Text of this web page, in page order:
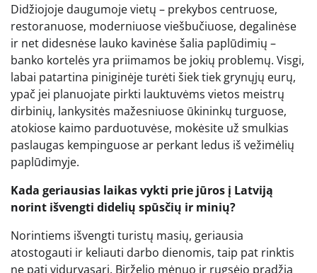
Didžiojoje daugumoje vietų – prekybos centruose,
restoranuose, moderniuose viešbučiuose, degalinėse
ir net didesnėse lauko kavinėse šalia paplūdimių –
banko kortelės yra priimamos be jokių problemų. Visgi,
labai patartina piniginėje turėti šiek tiek grynųjų eurų,
ypač jei planuojate pirkti lauktuvėms vietos meistrų
dirbinių, lankysitės mažesniuose ūkininkų turguose,
atokiose kaimo parduotuvėse, mokėsite už smulkias
paslaugas kempinguose ar perkant ledus iš vežimėlių
paplūdimyje.
Kada geriausias laikas vykti prie jūros į Latviją
norint išvengti didelių spūsčių ir minių?
Norintiems išvengti turistų masių, geriausia
atostogauti ir keliauti darbo dienomis, taip pat rinktis
ne patį vidurvasarį. Birželio mėnuo ir rugsėjo pradžia